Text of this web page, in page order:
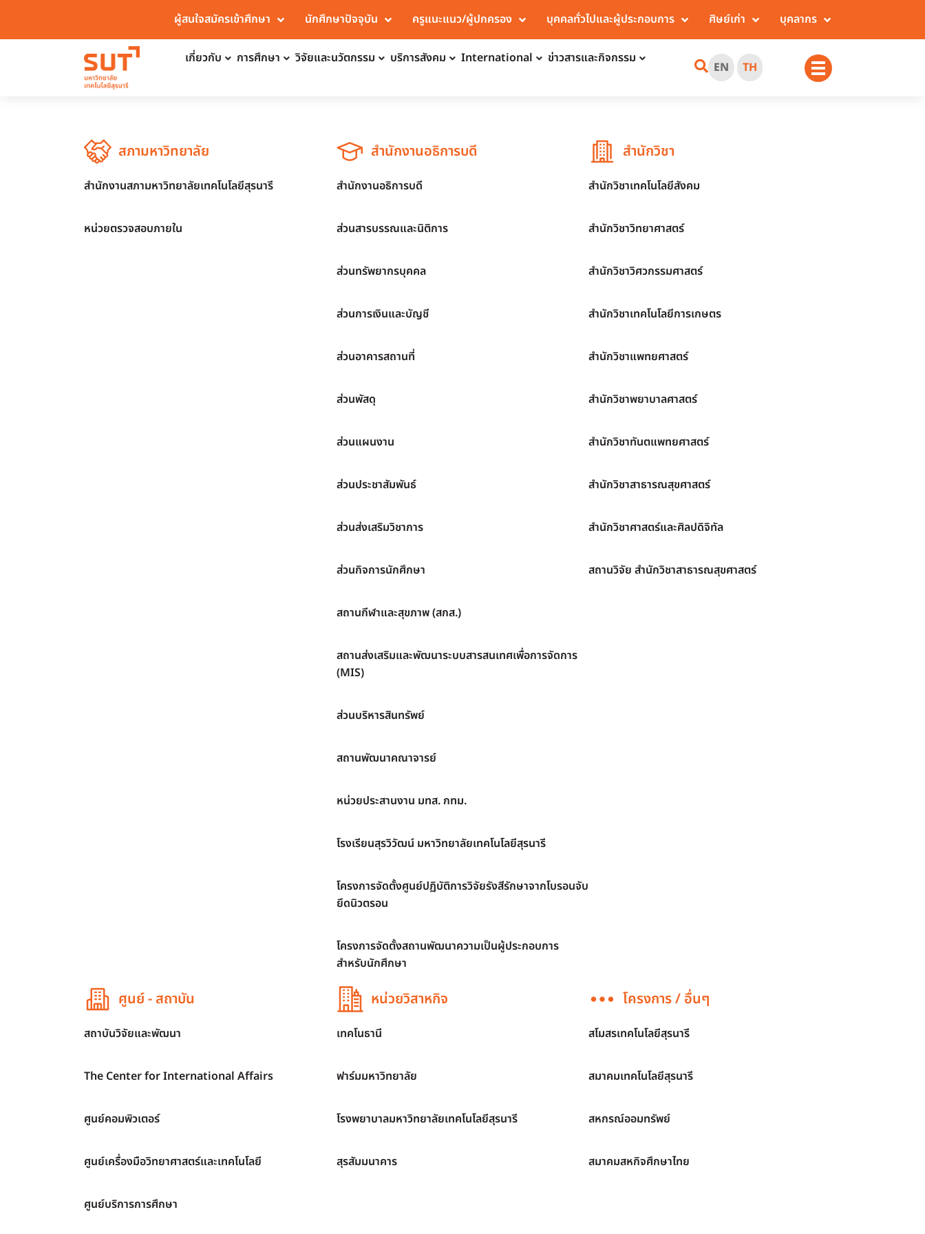
ผู้สนใจสมัครเข้าศึกษา นักศึกษาปัจจุบัน ครูแนะแนว/ผู้ปกครอง บุคคลทั่วไปและผู้ประกอบการ ศิษย์เก่า บุคลากร
เกี่ยวกับ การศึกษา วิจัยและนวัตกรรม บริการสังคม International ข่าวสารและกิจกรรม
EN TH
สภามหาวิทยาลัย
สำนักงานสภามหาวิทยาลัยเทคโนโลยีสุรนารี
หน่วยตรวจสอบภายใน
สำนักงานอธิการบดี
สำนักงานอธิการบดี
ส่วนสารบรรณและนิติการ
ส่วนทรัพยากรบุคคล
ส่วนการเงินและบัญชี
ส่วนอาคารสถานที่
ส่วนพัสดุ
ส่วนแผนงาน
ส่วนประชาสัมพันธ์
ส่วนส่งเสริมวิชาการ
ส่วนกิจการนักศึกษา
สถานกีฬาและสุขภาพ (สกส.)
สถานส่งเสริมและพัฒนาระบบสารสนเทศเพื่อการจัดการ
(MIS)
ส่วนบริหารสินทรัพย์
สถานพัฒนาคณาจารย์
หน่วยประสานงาน มทส. กทม.
โรงเรียนสุรวิวัฒน์ มหาวิทยาลัยเทคโนโลยีสุรนารี
โครงการจัดตั้งศูนย์ปฏิบัติการวิจัยรังสีรักษาจากโบรอนจับ
ยึดนิวตรอน
โครงการจัดตั้งสถานพัฒนาความเป็นผู้ประกอบการ
สำหรับนักศึกษา
สำนักวิชา
สำนักวิชาเทคโนโลยีสังคม
สำนักวิชาวิทยาศาสตร์
สำนักวิชาวิศวกรรมศาสตร์
สำนักวิชาเทคโนโลยีการเกษตร
สำนักวิชาแพทยศาสตร์
สำนักวิชาพยาบาลศาสตร์
สำนักวิชาทันตแพทยศาสตร์
สำนักวิชาสาธารณสุขศาสตร์
สำนักวิชาศาสตร์และศิลปดิจิทัล
สถานวิจัย สำนักวิชาสาธารณสุขศาสตร์
ศูนย์ - สถาบัน
สถาบันวิจัยและพัฒนา
The Center for International Affairs
ศูนย์คอมพิวเตอร์
ศูนย์เครื่องมือวิทยาศาสตร์และเทคโนโลยี
ศูนย์บริการการศึกษา
หน่วยวิสาหกิจ
เทคโนธานี
ฟาร์มมหาวิทยาลัย
โรงพยาบาลมหาวิทยาลัยเทคโนโลยีสุรนารี
สุรสัมมนาคาร
โครงการ / อื่นๆ
สโมสรเทคโนโลยีสุรนารี
สมาคมเทคโนโลยีสุรนารี
สหกรณ์ออมทรัพย์
สมาคมสหกิจศึกษาไทย